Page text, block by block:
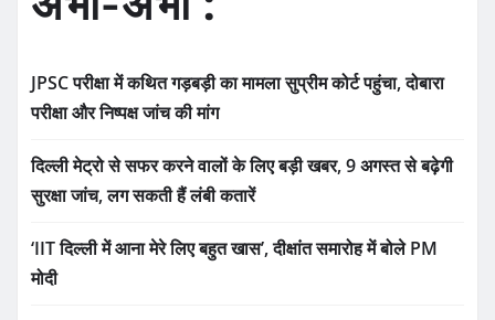
JPSC परीक्षा में कथित गड़बड़ी का मामला सुप्रीम कोर्ट पहुंचा, दोबारा
परीक्षा और निष्पक्ष जांच की मांग
दिल्ली मेट्रो से सफर करने वालों के लिए बड़ी खबर, 9 अगस्त से बढ़ेगी
सुरक्षा जांच, लग सकती हैं लंबी कतारें
‘IIT दिल्ली में आना मेरे लिए बहुत खास’, दीक्षांत समारोह में बोले PM
मोदी